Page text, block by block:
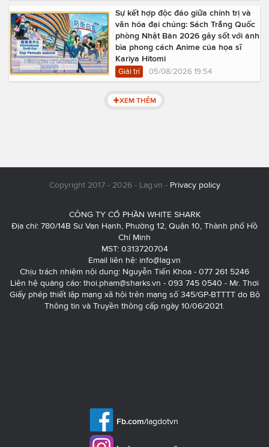
Sự kết hợp độc đáo giữa chính trị và
văn hóa đại chúng: Sách Trắng Quốc
phòng Nhật Bản 2026 gây sốt với ảnh
bìa phong cách Anime của họa sĩ
Kariya Hitomi
Giải trí 05/08/2026 19:54
XEM THÊM
Copyright 2017 - 2026 - Lag.vn - Privacy policy
CÔNG TY CỔ PHẦN WHITE SHARK
Địa chỉ: 780/14B Sư Vạn Hạnh, Phường 12, Quận 10, Thành phố Hồ
Chí Minh
MST: 0313720704
Email liên hệ: info@lag.vn
Chịu trách nhiệm nội dung: Nguyễn Tiến Khoa - 077 261 5246
Liên hệ quảng cáo: thoi.pham@sharks.vn - 093 745 0540 - Mr. Thơi
Giấy phép thiết lập mạng xã hội trên mạng số 345/GP-BTTTT do Bộ
Thông tin và Truyền thông cấp ngày 10/06/2021.
Fb.com/lagdotvn